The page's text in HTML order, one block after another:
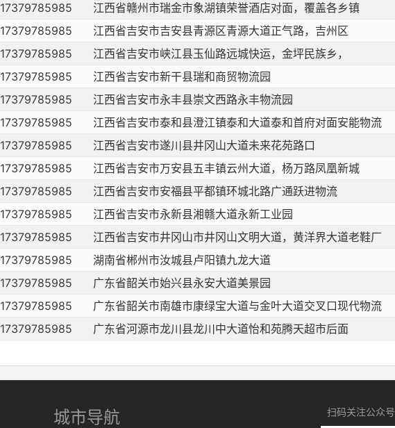
17379785985 江西省赣州市瑞金市象湖镇荣誉酒店对面，覆盖各乡镇
17379785985 江西省吉安市吉安县青源区青源大道正气路，吉州区
17379785985 江西省吉安市峡江县玉仙路远城快运，金坪民族乡，
17379785985 江西省吉安市新干县瑞和商贸物流园
17379785985 江西省吉安市永丰县崇文西路永丰物流园
17379785985 江西省吉安市泰和县澄江镇泰和大道泰和首府对面安能物流
17379785985 江西省吉安市遂川县井冈山大道未来花苑路口
17379785985 江西省吉安市万安县五丰镇云州大道，杨万路凤凰新城
17379785985 江西省吉安市安福县平都镇环城北路广通跃进物流
17379785985 江西省吉安市永新县湘赣大道永新工业园
17379785985 江西省吉安市井冈山市井冈山文明大道，黄洋界大道老鞋厂
17379785985 湖南省郴州市汝城县卢阳镇九龙大道
17379785985 广东省韶关市始兴县永安大道美景园
17379785985 广东省韶关市南雄市康绿宝大道与金叶大道交叉口现代物流
17379785985 广东省河源市龙川县龙川中大道怡和苑腾天超市后面
城市导航 扫码关注公众号